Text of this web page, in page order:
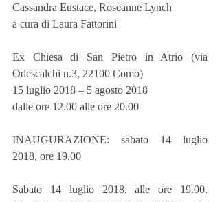
Cassandra Eustace, Roseanne Lynch
a cura di Laura Fattorini
Ex Chiesa di San Pietro in Atrio (via
Odescalchi n.3, 22100 Como)
15 luglio 2018 – 5 agosto 2018
dalle ore 12.00 alle ore 20.00
INAUGURAZIONE: sabato 14 luglio
2018, ore 19.00
Sabato 14 luglio 2018, alle ore 19.00,